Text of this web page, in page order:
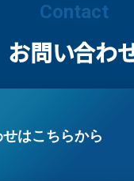
Contact
お問い合わ
はこちらから